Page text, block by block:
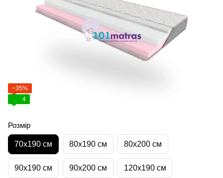
−35%
4
Розмір
70х190 см 80х190 см 80х200 см
90х190 см 90х200 см 120х190 см